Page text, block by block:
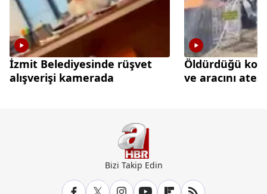
İzmit Belediyesinde rüşvet
alışverişi kamerada
Öldürdüğü
ve aracını
Bizi Takip Edin